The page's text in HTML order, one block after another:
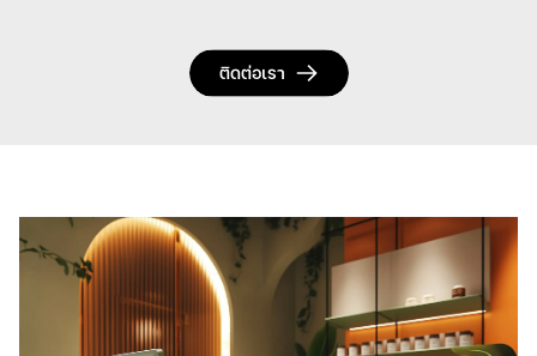
ติดต่อเรา